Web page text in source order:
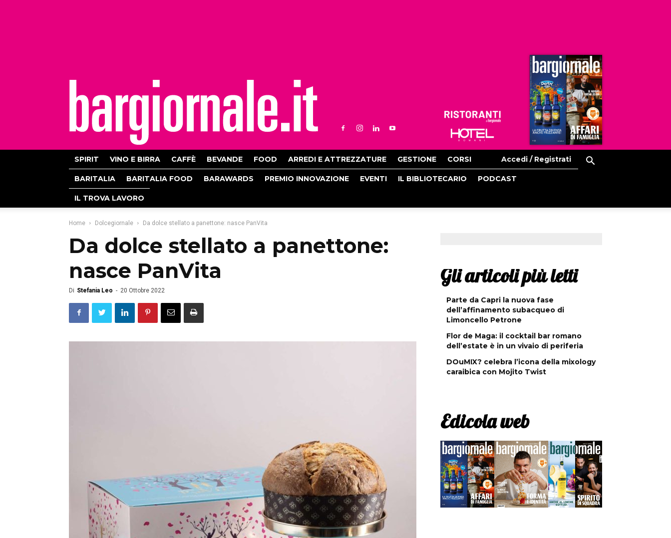
Ristoranti
Hoteldomani
SPIRIT VINO E BIRRA CAFFÈ BEVANDE FOOD ARREDI E ATTREZZATURE GESTIONE CORSI Accedi / Registrati
BARITALIA BARITALIA FOOD BARAWARDS PREMIO INNOVAZIONE EVENTI IL BIBLIOTECARIO PODCAST
IL TROVA LAVORO
Home Dolcegiornale Da dolce stellato a panettone: nasce PanVita
Da dolce stellato a panettone:
nasce PanVita
Di Stefania Leo - 20 Ottobre 2022
Gli articoli più letti
Parte da Capri la nuova fase
dell’affinamento subacqueo di
Limoncello Petrone
Flor de Maga: il cocktail bar romano
dell’estate è in un vivaio di periferia
DOuMIX? celebra l’icona della mixology
caraibica con Mojito Twist
Edicola web